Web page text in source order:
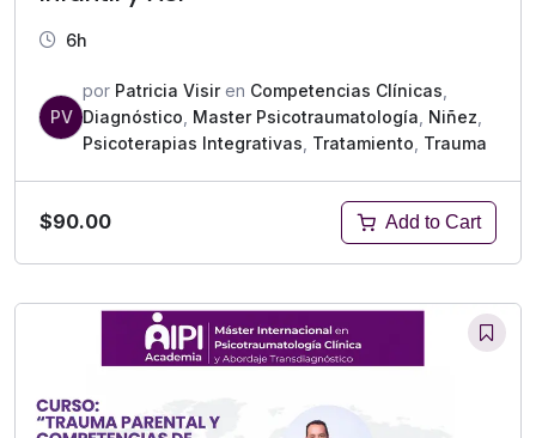
6h
PV
por Patricia Visiren Competencias Clínicas
Diagnóstico Master Psicotraumatología Niñez
Psicoterapias Integrativas Tratamiento Trauma
$90.00 Add to Cart